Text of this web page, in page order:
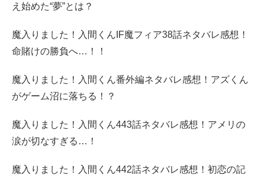
え始めた“夢”とは？
魔入りました！入間くんIF魔フィア38話ネタバレ感想！
命賭けの勝負へ…！！
魔入りました！入間くん番外編ネタバレ感想！アズくん
がゲーム沼に落ちる！？
魔入りました！入間くん443話ネタバレ感想！アメリの
涙が切なすぎる…！
魔入りました！入間くん442話ネタバレ感想！初恋の記